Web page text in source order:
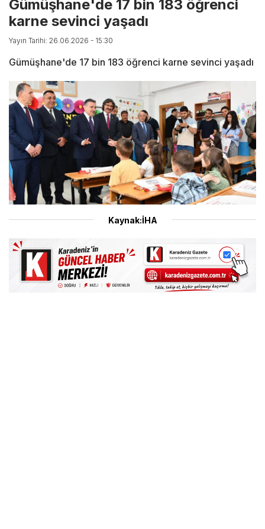
Gümüşhane'de 17 bin 183 öğrenci
karne sevinci yaşadı
Yayın Tarihi: 26.06.2026 - 15:30
Gümüşhane'de 17 bin 183 öğrenci karne sevinci yaşadı
Kaynak:İHA